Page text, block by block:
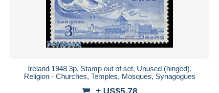
Ireland 1948 3p, Stamp out of set, Unused (hinged),
Religion - Churches, Temples, Mosques, Synagogues
± US$5.78